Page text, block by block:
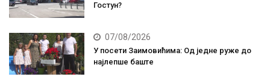
Гостун?
07/08/2026
У посети Заимовићима: Од једне руже до
најлепше баште